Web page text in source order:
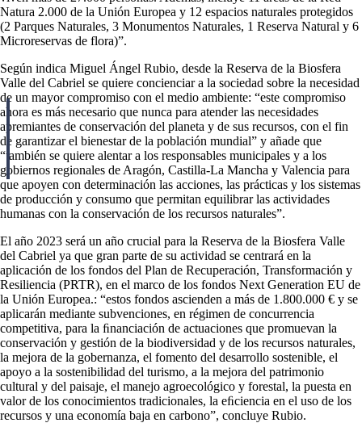
Natura 2.000 de la Unión Europea y 12 espacios naturales protegidos
(2 Parques Naturales, 3 Monumentos Naturales, 1 Reserva Natural y 6
Microreservas de flora)”.
Según indica Miguel Ángel Rubio, desde la Reserva de la Biosfera
Valle del Cabriel se quiere concienciar a la sociedad sobre la necesidad
de un mayor compromiso con el medio ambiente: “este compromiso
ahora es más necesario que nunca para atender las necesidades
apremiantes de conservación del planeta y de sus recursos, con el fin
de garantizar el bienestar de la población mundial” y añade que
“también se quiere alentar a los responsables municipales y a los
gobiernos regionales de Aragón, Castilla-La Mancha y Valencia para
que apoyen con determinación las acciones, las prácticas y los sistemas
de producción y consumo que permitan equilibrar las actividades
humanas con la conservación de los recursos naturales”.
El año 2023 será un año crucial para la Reserva de la Biosfera Valle
del Cabriel ya que gran parte de su actividad se centrará en la
aplicación de los fondos del Plan de Recuperación, Transformación y
Resiliencia (PRTR), en el marco de los fondos Next Generation EU de
la Unión Europea.: “estos fondos ascienden a más de 1.800.000 € y se
aplicarán mediante subvenciones, en régimen de concurrencia
competitiva, para la ﬁnanciación de actuaciones que promuevan la
conservación y gestión de la biodiversidad y de los recursos naturales,
la mejora de la gobernanza, el fomento del desarrollo sostenible, el
apoyo a la sostenibilidad del turismo, a la mejora del patrimonio
cultural y del paisaje, el manejo agroecológico y forestal, la puesta en
valor de los conocimientos tradicionales, la eﬁciencia en el uso de los
recursos y una economía baja en carbono”, concluye Rubio.